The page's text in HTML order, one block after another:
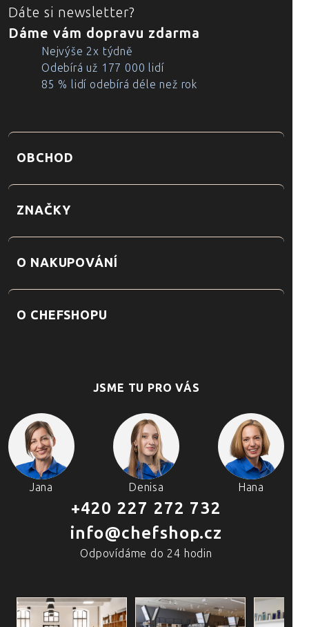
Dáte si newsletter?
Dáme vám dopravu zdarma
Nejvýše 2x týdně
Odebírá už 177 000 lidí
85 % lidí odebírá déle než rok
OBCHOD
ZNAČKY
O NAKUPOVÁNÍ
O CHEFSHOPU
JSME TU PRO VÁS
Jana Denisa Hana
+420 227 272 732
info@chefshop.cz
Odpovídáme do 24 hodin